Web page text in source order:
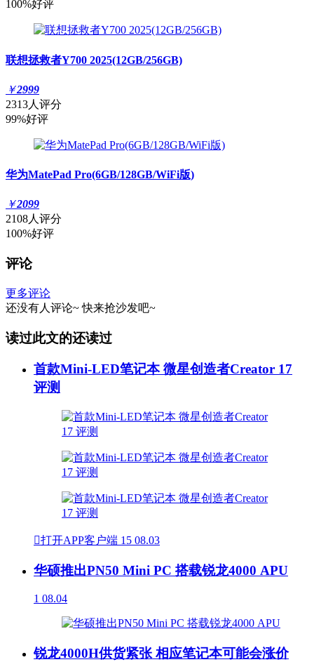
100%好评
联想拯救者Y700 2025(12GB/256GB)
￥2999
2313人评分
99%好评
华为MatePad Pro(6GB/128GB/WiFi版)
￥2099
2108人评分
100%好评
评论
更多评论
还没有人评论~ 快来抢沙发吧~
读过此文的还读过
首款Mini-LED笔记本 微星创造者Creator 17
评测
打开APP客户端 15 08.03
华硕推出PN50 Mini PC 搭载锐龙4000 APU
1 08.04
锐龙4000H供货紧张 相应笔记本可能会涨价